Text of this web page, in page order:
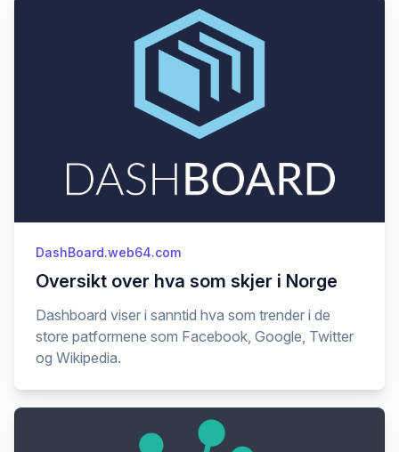
DashBoard.web64.com
Oversikt over hva som skjer i Norge
Dashboard viser i sanntid hva som trender i de
store patformene som Facebook, Google, Twitter
og Wikipedia.